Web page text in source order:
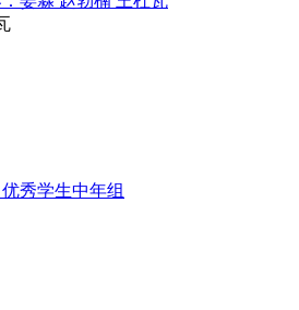
秀学生中年组